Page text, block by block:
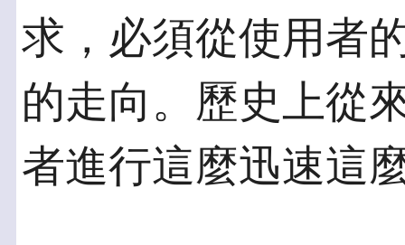
求，必須從使用者
的走向。歷史上從
者進行這麼迅速這